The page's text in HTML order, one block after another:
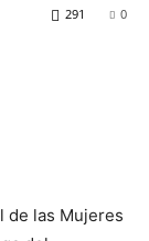
0
291
de las Mujeres